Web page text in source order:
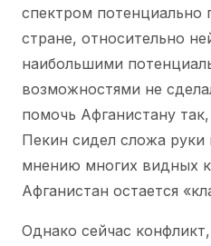
спектром потенциально
стране, относительно
наибольшими
возможностями не
помочь Афганистану
Пекин сидел сложа
мнению многих видных
Афганистан остается
Однако сейчас